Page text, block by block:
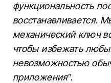
функциональность
восстанавливается.
механический ключ
чтобы избежать
невозможностью
приложения”.